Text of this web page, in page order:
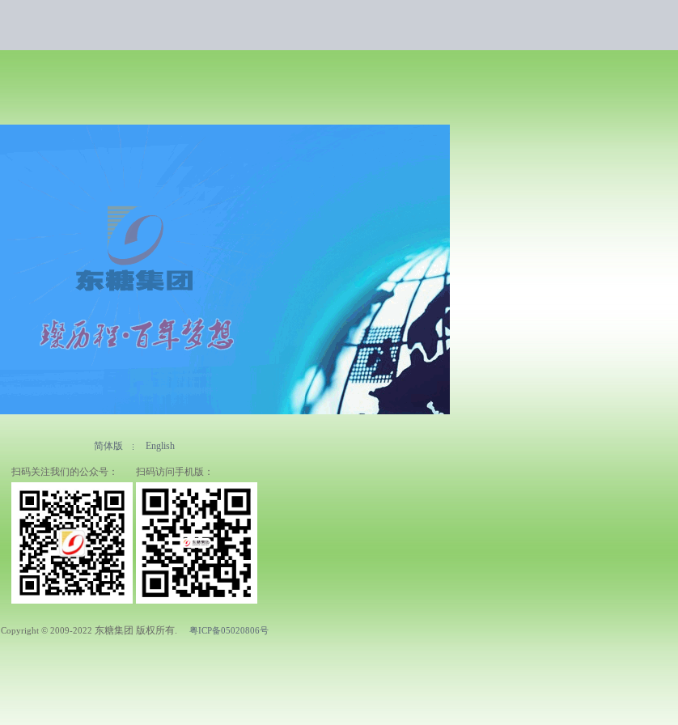
简体版 English
扫码关注我们的公众号： 扫码访问手机版：
Copyright © 2009-2022 东糖集团 版权所有. 粤ICP备05020806号